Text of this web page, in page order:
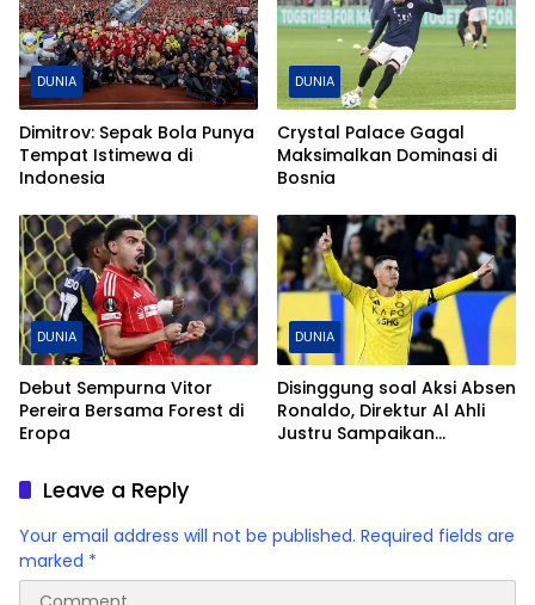
DUNIA
Dimitrov: Sepak Bola Punya
Tempat Istimewa di
Indonesia
DUNIA
Crystal Palace Gagal
Maksimalkan Dominasi di
Bosnia
DUNIA
Debut Sempurna Vitor
Pereira Bersama Forest di
Eropa
DUNIA
Disinggung soal Aksi Absen
Ronaldo, Direktur Al Ahli
Justru Sampaikan
Leave a Reply
Your email address will not be published. Required fields are
marked *